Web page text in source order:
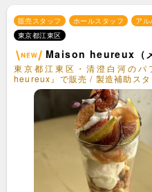
販売スタッフ ホールスタッフ アル
東京都江東区
Maison heureux（メ
東京都江東区・清澄白河の
heureux』で販売 / 製造補助スタ